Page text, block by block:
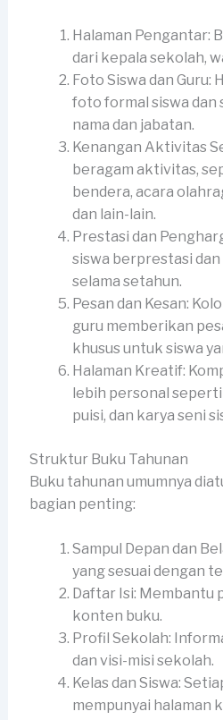
Halaman Pengantar:
dari kepala sekolah,
Foto Siswa dan Guru:
foto formal siswa dan
nama dan jabatan.
Kenangan Aktivitas
beragam aktivitas,
bendera, acara
dan lain-lain.
Prestasi dan
siswa berprestasi
selama setahun.
Pesan dan Kesan:
guru memberikan
khusus untuk siswa
Halaman Kreatif:
lebih personal
puisi, dan karya seni
Struktur Buku Tahunan
Buku tahunan umumnya
bagian penting:
Sampul Depan dan
yang sesuai dengan
Daftar Isi: Membantu
konten buku.
Profil Sekolah:
dan visi-misi sekolah.
Kelas dan Siswa:
mempunyai halaman